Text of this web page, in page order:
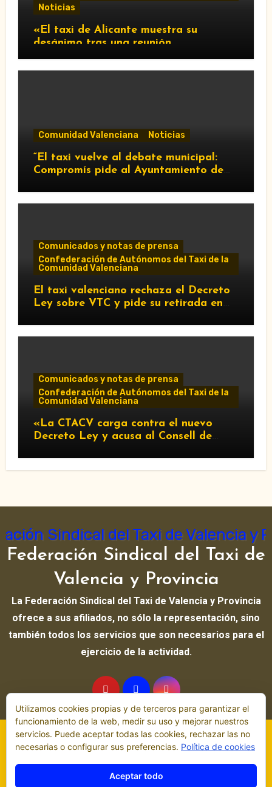
Noticias
«El taxi de Alicante muestra su
desánimo tras una reunión
Decreto Ley 5/2026»
Comunidad Valenciana Noticias
“El taxi vuelve al debate municipal:
Compromís pide al Ayuntamiento de
reclame cambios en la regulación de
Comunicados y notas de prensa
Confederación de Autónomos del Taxi de la
Comunidad Valenciana
El taxi valenciano rechaza el Decreto
Ley sobre VTC y pide su retirada en
Comunicados y notas de prensa
Confederación de Autónomos del Taxi de la
Comunidad Valenciana
«La CTACV carga contra el nuevo
Decreto Ley y acusa al Consell de
Federación Sindical del Taxi de
Valencia y Provincia
La Federación Sindical del Taxi de Valencia y Provincia
ofrece a sus afiliados, no sólo la representación, sino
también todos los servicios que son necesarios para el
ejercicio de la actividad.
Copyright © All rights reserved |Blogus porThemeansar
Utilizamos cookies propias y de terceros para garantizar el
funcionamiento de la web, medir su uso y mejorar nuestros
servicios. Puede aceptar todas las cookies, rechazar las no
necesarias o configurar sus preferencias. Política de cookies
Aceptar todo